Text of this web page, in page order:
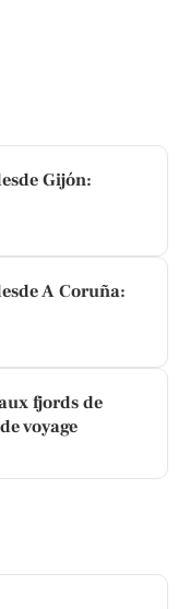
Gijón:
A Coruña:
fjords de
voyage